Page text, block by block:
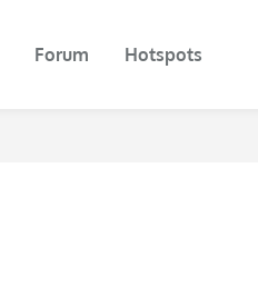
Forum Hotspots